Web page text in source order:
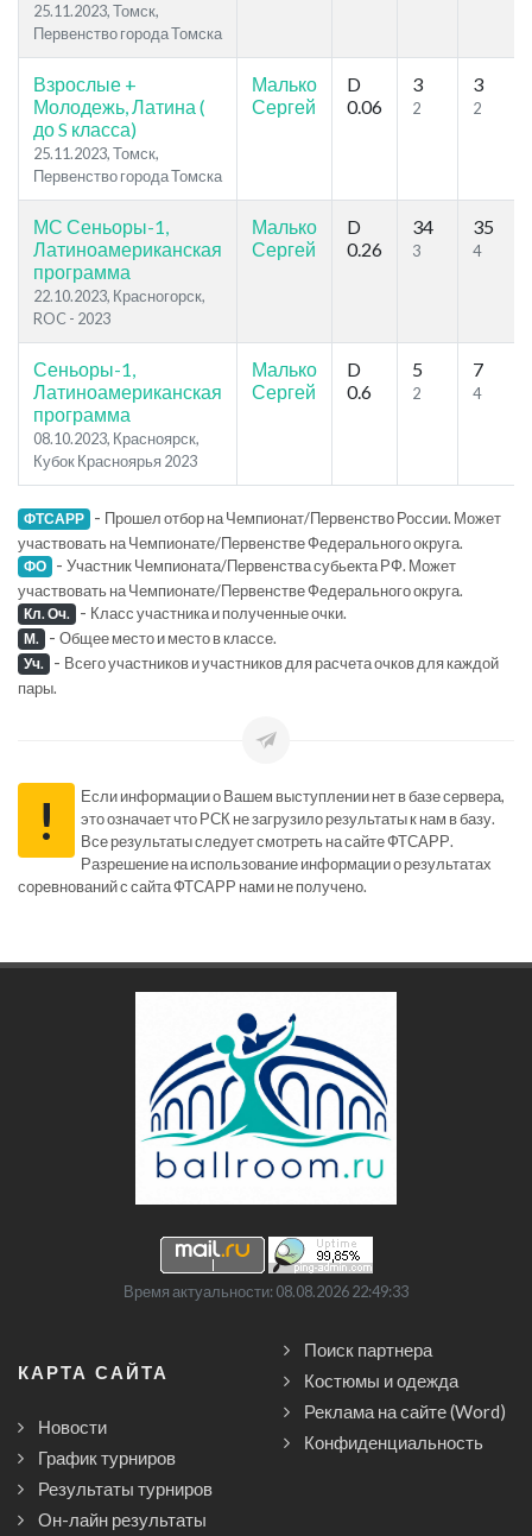
25.11.2023, Томск,
Первенство города Томска
Взрослые +
Молодежь, Латина (
до S класса)
25.11.2023, Томск,
Первенство города Томска
Малько
Сергей
D
0.06
3
2
3
2
МС Сеньоры-1,
Латиноамериканская
программа
22.10.2023, Красногорск,
ROC - 2023
Малько
Сергей
D
0.26
34
3
35
4
Сеньоры-1,
Латиноамериканская
программа
08.10.2023, Красноярск,
Кубок Красноярья 2023
Малько
Сергей
D
0.6
5
2
7
4
ФТСАРР - Прошел отбор на Чемпионат/Первенство России. Может
участвовать на Чемпионате/Первенстве Федерального округа.
ФО - Участник Чемпионата/Первенства субьекта РФ. Может
участвовать на Чемпионате/Первенстве Федерального округа.
Кл. Оч. - Класс участника и полученные очки.
М. - Общее место и место в классе.
Уч. - Всего участников и участников для расчета очков для каждой
пары.
!
Если информации о Вашем выступлении нет в базе сервера,
это означает что РСК не загрузило результаты к нам в базу.
Все результаты следует смотреть на сайте ФТСАРР.
Разрешение на использование информации о результатах
соревнований с сайта ФТСАРР нами не получено.
Время актуальности: 08.08.2026 22:49:33
КАРТА САЙТА
Новости
График турниров
Результаты турниров
Он-лайн результаты
Поиск партнера
Костюмы и одежда
Реклама на сайте (Word)
Конфиденциальность